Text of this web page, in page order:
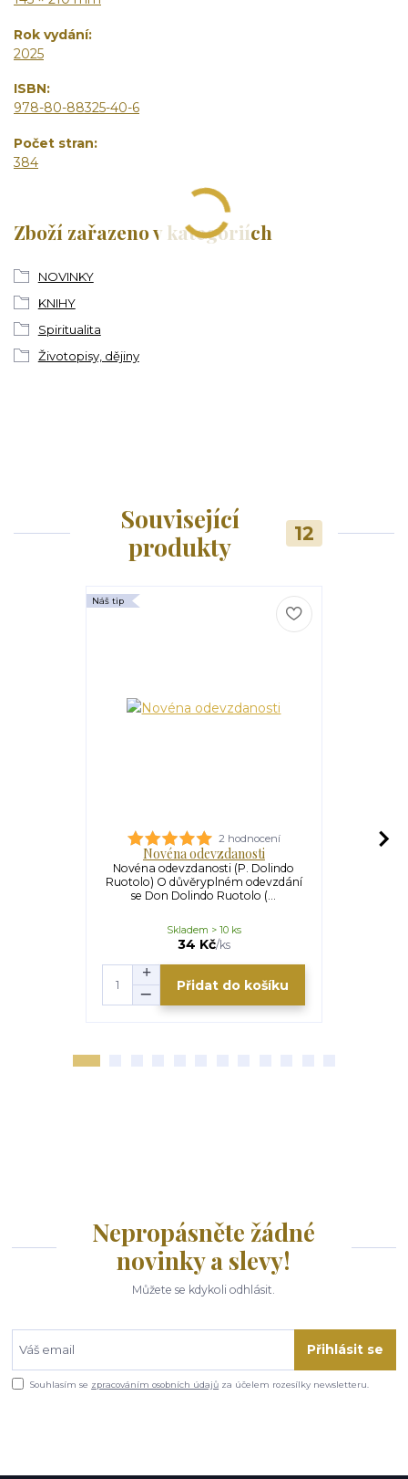
Rok vydání
2025
ISBN
978-80-88325-40-6
Počet stran
384
Zboží zařazeno v kategoriích
NOVINKY
KNIHY
Spiritualita
Životopisy, dějiny
Související
produkty
12
Náš tip
2 hodnocení
Novéna odevzdanosti
Novéna odevzdanosti (P. Dolindo
Ruotolo) O důvěryplném odevzdání
se Don Dolindo Ruotolo (...
34 Kč/ks
Skladem > 10 ks
Přidat do košíku
Nepropásněte žádné
novinky a slevy!
Můžete se kdykoli odhlásit.
Přihlásit se
Souhlasím se zpracováním osobních údajů za účelem rozesílky newsletteru.